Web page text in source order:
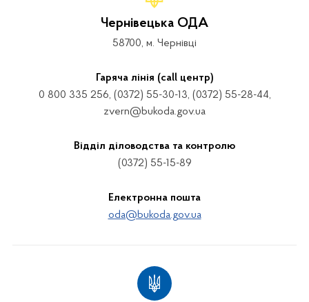
Чернівецька ОДА
58700, м. Чернівці
Гаряча лінія (call центр)
0 800 335 256, (0372) 55-30-13, (0372) 55-28-44,
zvern@bukoda.gov.ua
Відділ діловодства та контролю
(0372) 55-15-89
Електронна пошта
oda@bukoda.gov.ua